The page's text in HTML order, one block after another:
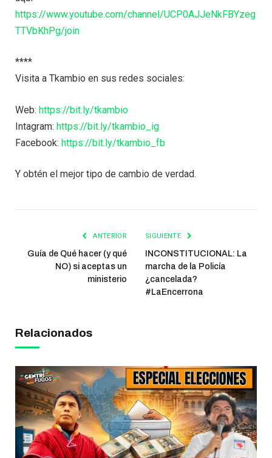
https://www.youtube.com/channel/UCP0AJJeNkFBYzeg
TTVbKhPg/join
****
Visita a Tkambio en sus redes sociales:
Web: https://bit.ly/tkambio
Intagram: https://bit.ly/tkambio_ig
Facebook: https://bit.ly/tkambio_fb
Y obtén el mejor tipo de cambio de verdad.
ANTERIOR
Guía de Qué hacer (y qué
NO) si aceptas un
ministerio
SIGUIENTE
INCONSTITUCIONAL: La
marcha de la Policía
¿cancelada?
#LaEncerrona
Relacionados